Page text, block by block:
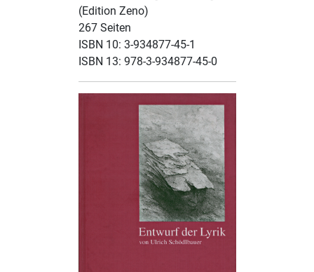
(Edition Zeno)
267 Seiten
ISBN 10: 3-934877-45-1
ISBN 13: 978-3-934877-45-0